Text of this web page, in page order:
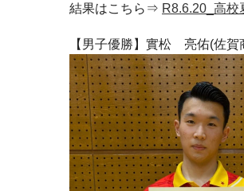
結果はこちら⇒ R8.6.20_高校
【男子優勝】實松 亮佑(佐賀